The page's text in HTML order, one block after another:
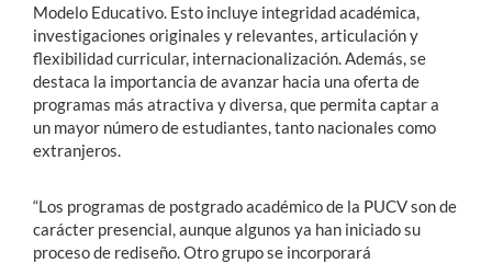
Modelo Educativo. Esto incluye integridad académica,
investigaciones originales y relevantes, articulación y
flexibilidad curricular, internacionalización. Además, se
destaca la importancia de avanzar hacia una oferta de
programas más atractiva y diversa, que permita captar a
un mayor número de estudiantes, tanto nacionales como
extranjeros.
“Los programas de postgrado académico de la PUCV son de
carácter presencial, aunque algunos ya han iniciado su
proceso de rediseño. Otro grupo se incorporará